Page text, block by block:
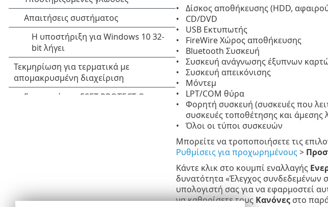
Δίσκος αποθήκευσης (HDD,
CD/DVD
USB Εκτυπωτής
FireWire Χώρος αποθήκευσης
Bluetooth Συσκευή
Συσκευή ανάγνωσης έξυπνων
Συσκευή απεικόνισης
Μόντεμ
LPT/COM θύρα
Φορητή συσκευή (συσκευές που
συσκευές τοποθέτησης και άμεσης
Όλοι οι τύποι συσκευών
Μπορείτε να τροποποιήσετε τις
Ρυθμίσεις για προχωρημένους>
Κάντε κλικ στο κουμπί εναλλαγής
δυνατότητα «Έλεγχος συνδεδεμένων
υπολογιστή σας για να εφαρμοστεί
να καθορίσετε τους Κανόνεςστο